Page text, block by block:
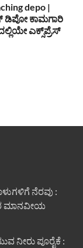
depo |
ಡಿಪೋ ಕಾಮಗಾರಿ
ಎಕ್ಸ್‌ಪ್ರೆಸ್
ನೆರವು :
ಮಾನವೀಯ
ನೀರು ಪೂರೈಕೆ :